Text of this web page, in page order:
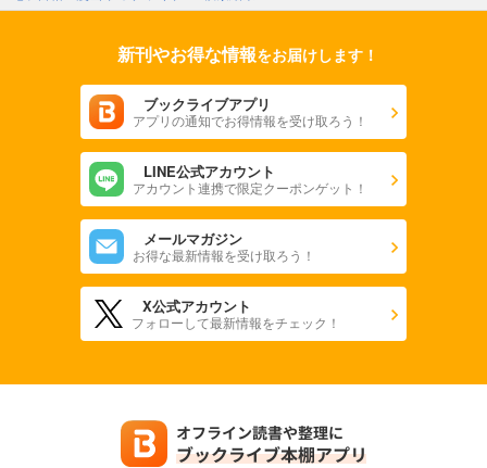
新刊やお得な情報をお届けします！
ブックライブアプリ
アプリの通知でお得情報を受け取ろう！
LINE公式アカウント
アカウント連携で限定クーポンゲット！
メールマガジン
お得な最新情報を受け取ろう！
X公式アカウント
フォローして最新情報をチェック！